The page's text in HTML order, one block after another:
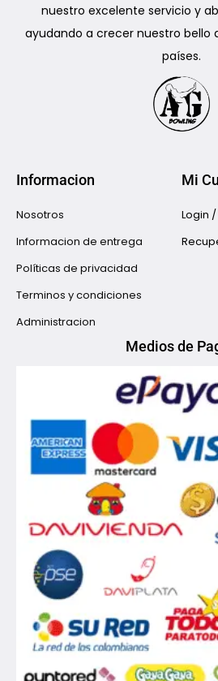
nuestro excelente servicio y
ayudando a crecer nuestro bello
países.
Informacion
Nosotros
Informacion de entrega
Políticas de privacidad
Terminos y condiciones
Administracion
Mi
Login
Medios de